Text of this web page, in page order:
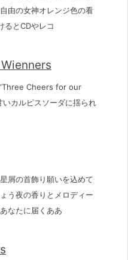
由の女神オレンジ色の看
とCDやレコ
Cheers for our
カルピスソーダに揺られ
の首飾り願いを込めて
う夜の香りとメロディー
なたに届くああ